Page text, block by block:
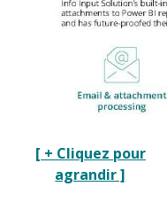
[ + Cliquez pour
agrandir ]